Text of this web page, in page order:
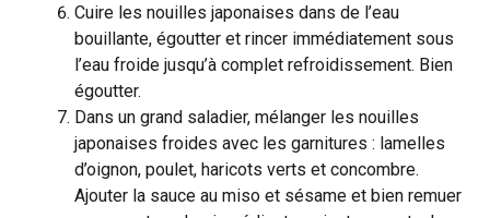
Cuire les nouilles japonaises dans de l’eau
bouillante, égoutter et rincer immédiatement sous
l’eau froide jusqu’à complet refroidissement. Bien
égoutter.
Dans un grand saladier, mélanger les nouilles
japonaises froides avec les garnitures : lamelles
d’oignon, poulet, haricots verts et concombre.
Ajouter la sauce au miso et sésame et bien remuer